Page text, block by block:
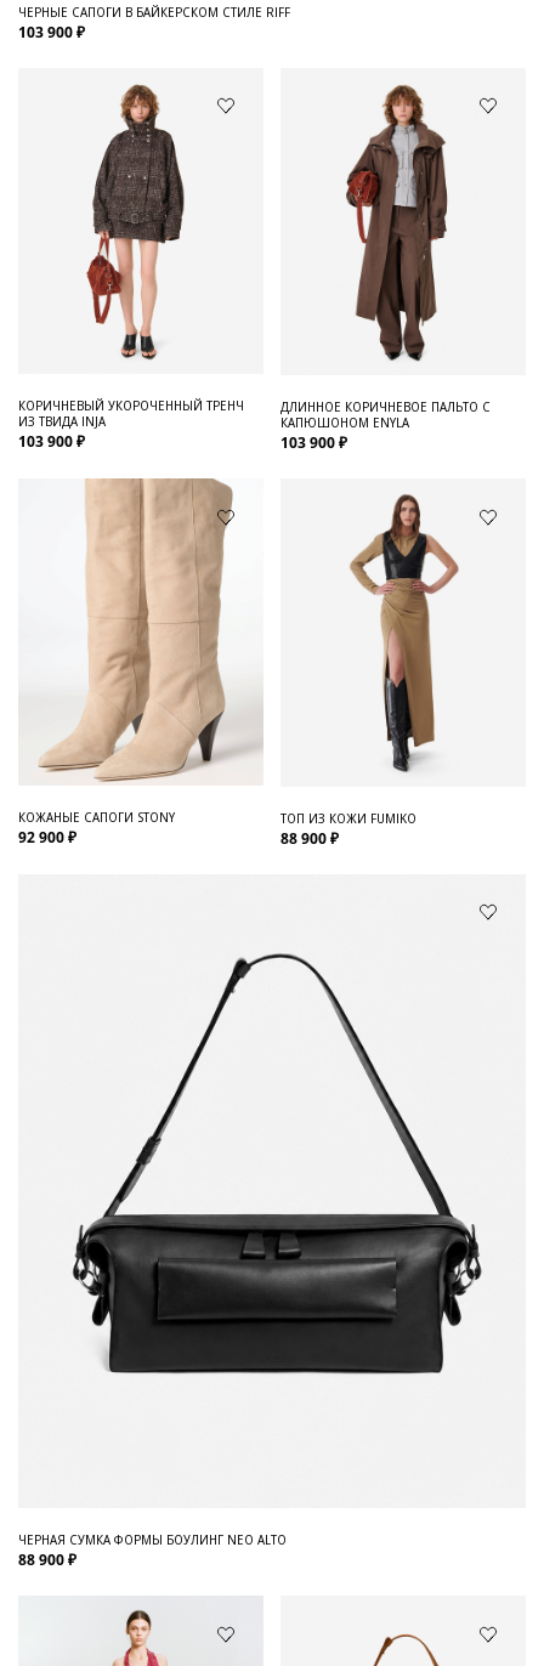
ЧЕРНЫЕ САПОГИ В БАЙКЕРСКОМ СТИЛЕ RIFF
103 900 ₽
КОРИЧНЕВЫЙ УКОРОЧЕННЫЙ ТРЕНЧ
ИЗ ТВИДА INJA
103 900 ₽
ДЛИННОЕ КОРИЧНЕВОЕ ПАЛЬТО С
КАПЮШОНОМ ENYLA
103 900 ₽
КОЖАНЫЕ САПОГИ STONY
92 900 ₽
ТОП ИЗ КОЖИ FUMIKO
88 900 ₽
ЧЕРНАЯ СУМКА ФОРМЫ БОУЛИНГ NEO ALTO
88 900 ₽